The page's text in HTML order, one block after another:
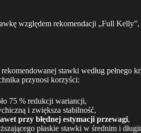
względem rekomendacji „Full Kelly”,
stawki według pełnego
przynosi korzyści:
75 % redukcji wariancji,
i zwiększa stabilność,
przy błędnej estymacji przewagi,
płaskie stawki w średnim i